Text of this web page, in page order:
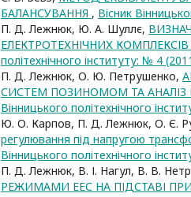
БАЛАНСУВАННЯ , Вісник
П. Д. Лежнюк, Ю. А. Шуллє,
ЕЛЕКТРОТЕХНІЧНИХ
політехнічного інституту: № 4
П. Д. Лежнюк, О. Ю. Петрушенко,
СИСТЕМ ПОЗИНОМОМ ТА АНАЛІЗ
Вінницького політехнічного
Ю. О. Карпов, П. Д. Лежнюк, О. Є.
регулювання під напругою
Вінницького політехнічного
П. Д. Лежнюк, В. І. Нагул, В. В.
РЕЖИМАМИ ЕЕС НА ПІДСТАВІ